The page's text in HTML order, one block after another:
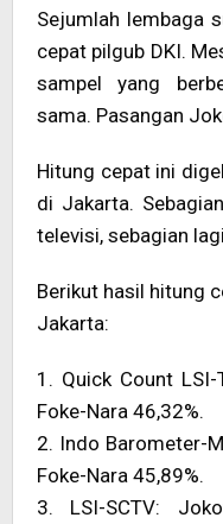
Sejumlah lembaga
cepat pilgub DKI.
sampel yang
sama. Pasangan
Hitung cepat ini
di Jakarta.
televisi, sebagian
Berikut hasil hitung
Jakarta:
1. Quick Count
Foke-Nara 46,32%.
2. Indo Barometer-
Foke-Nara 45,89%.
3. LSI-SCTV: